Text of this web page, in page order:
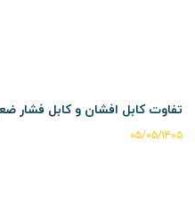
تفاوت کابل افشان و کابل فشار
۰۵/۰۵/۱۴۰۵